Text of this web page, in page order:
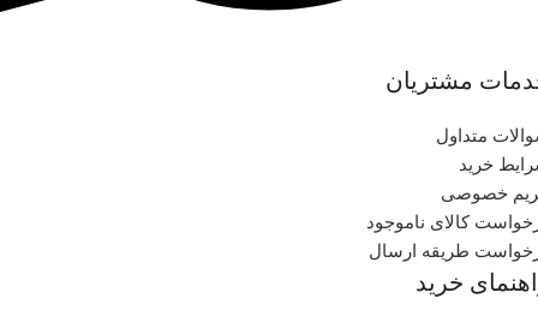
مشتریان
متداول
خرید
خصوصی
کالای ناموجود
طریقه ارسال
خرید